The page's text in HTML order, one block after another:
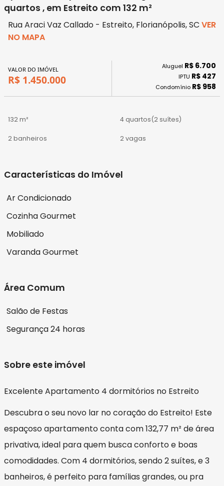
quartos , em Estreito com 132 m²
Rua Araci Vaz Callado - Estreito, Florianópolis, SC VER
NO MAPA
VALOR DO IMÓVEL
R$ 1.450.000
Aluguel R$ 6.700
IPTU R$ 427
Condomínio R$ 958
132 m² 4 quartos(2 suítes)
2 banheiros 2 vagas
Características do Imóvel
Ar Condicionado
Cozinha Gourmet
Mobiliado
Varanda Gourmet
Área Comum
Salão de Festas
Segurança 24 horas
Sobre este imóvel
Excelente Apartamento 4 dormitórios no Estreito
Descubra o seu novo lar no coração do Estreito! Este
espaçoso apartamento conta com 132,77 m² de área
privativa, ideal para quem busca conforto e boas
comodidades. Com 4 dormitórios, sendo 2 suítes, e 3
banheiros, é perfeito para famílias grandes, ou pra